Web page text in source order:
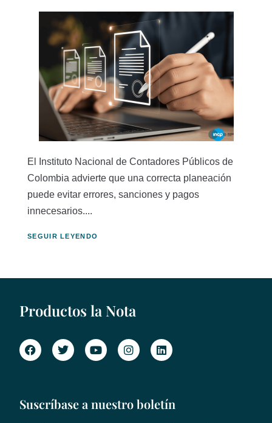
El Instituto Nacional de Contadores Públicos de
Colombia advierte que una correcta planeación
puede evitar errores, sanciones y pagos
innecesarios....
SEGUIR LEYENDO
Productos la Nota
Suscríbase a nuestro boletín